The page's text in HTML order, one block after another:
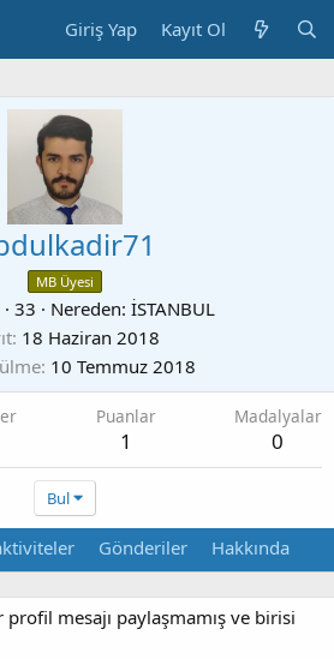
Giriş Yap Kayıt Ol
MB Üyesi
· 33 · Nereden: İSTANBUL
18 Haziran 2018
10 Temmuz 2018
Puanlar
1
Madalyalar
0
Bul
Gönderiler Hakkında
mesajı paylaşmamış ve birisi